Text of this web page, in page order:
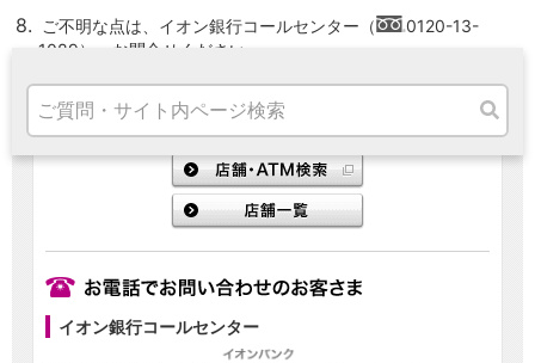
お客さまサポート
安全にご利用いただくために
パンフレット
会社情報
ニュースリリース
法人のお客さま
8. ご不明な点は、イオン銀行コールセンター（
0120-13-
1089）へお問合せください。
イオン銀行コールセンター